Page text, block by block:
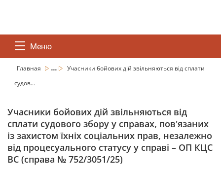
Меню
Главная ...
Учасники бойових дій звільняються від сплати
судов...
Учасники бойових дій звільняються від
сплати судового збору у справах, пов'язаних
із захистом їхніх соціальних прав, незалежно
від процесуального статусу у справі – ОП КЦС
ВС (справа № 752/3051/25)